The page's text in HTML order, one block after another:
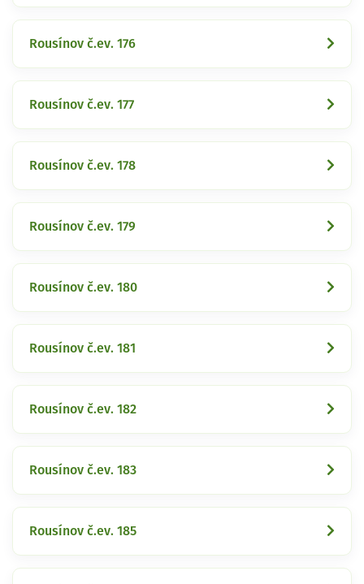
Rousínov č.ev. 176
Rousínov č.ev. 177
Rousínov č.ev. 178
Rousínov č.ev. 179
Rousínov č.ev. 180
Rousínov č.ev. 181
Rousínov č.ev. 182
Rousínov č.ev. 183
Rousínov č.ev. 185